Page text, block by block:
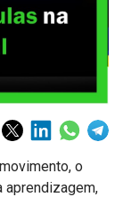
o
aprendizagem,